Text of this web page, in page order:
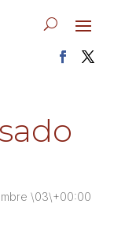
\03\+00:00